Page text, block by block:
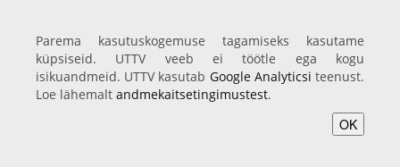
Eelkõige unistustest"
23.05.18
Parema kasutuskogemuse tagamiseks kasutame
küpsiseid. UTTV veeb ei töötle ega kogu
isikuandmeid. UTTV kasutab Google Analyticsi teenust.
Loe lähemalt andmekaitsetingimustest.
OK